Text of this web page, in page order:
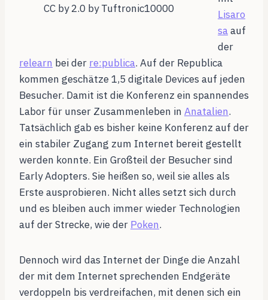
CC by 2.0 by Tuftronic10000
Lisaro
saauf
der
relearn bei der re:publica. Auf der Republica
kommen geschätze 1,5 digitale Devices auf jeden
Besucher. Damit ist die Konferenz ein spannendes
Labor für unser Zusammenleben in Anatalien.
Tatsächlich gab es bisher keine Konferenz auf der
ein stabiler Zugang zum Internet bereit gestellt
werden konnte. Ein Großteil der Besucher sind
Early Adopters. Sie heißen so, weil sie alles als
Erste ausprobieren. Nicht alles setzt sich durch
und es bleiben auch immer wieder Technologien
auf der Strecke, wie der Poken.
Dennoch wird das Internet der Dinge die Anzahl
der mit dem Internet sprechenden Endgeräte
verdoppeln bis verdreifachen, mit denen sich ein